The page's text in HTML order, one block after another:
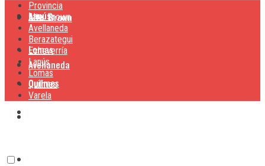
Lanús
Lomas
Quilmes
Alte. Brown
Avellaneda
Provincia
Alte. Brown
Avellaneda
Berazategui
Echeverría
Lanús
Lomas
Quilmes
Varela